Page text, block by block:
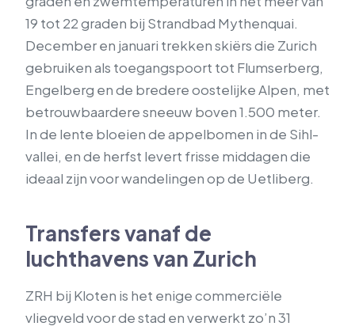
19 tot 22 graden bij Strandbad Mythenquai.
December en januari trekken skiërs die Zurich
gebruiken als toegangspoort tot Flumserberg,
Engelberg en de bredere oostelijke Alpen, met
betrouwbaardere sneeuw boven 1.500 meter.
In de lente bloeien de appelbomen in de Sihl-
vallei, en de herfst levert frisse middagen die
ideaal zijn voor wandelingen op de Uetliberg.
Transfers vanaf de
luchthavens van Zurich
ZRH bij Kloten is het enige commerciële
vliegveld voor de stad en verwerkt zo’n 31